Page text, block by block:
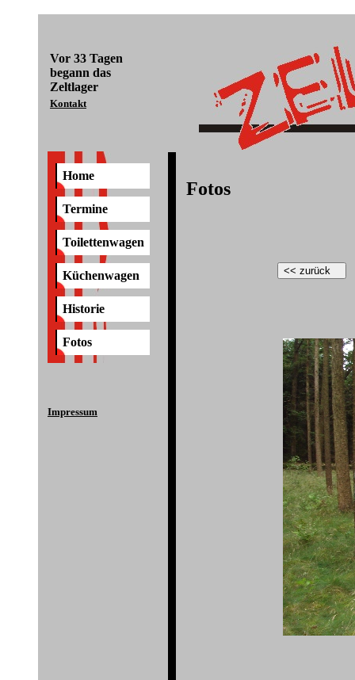
Vor 33 Tagen
begann das
Zeltlager
Kontakt
Home
Termine
Toilettenwagen
Küchenwagen
Historie
Fotos
Impressum
Fotos